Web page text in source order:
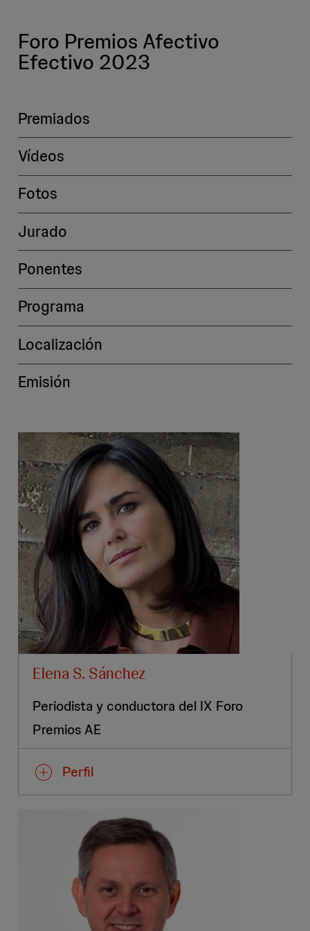
Foro Premios Afectivo
Efectivo 2023
Premiados
Vídeos
Fotos
Jurado
Ponentes
Programa
Localización
Emisión
Elena S. Sánchez
Periodista y conductora del IX Foro
Premios AE
Perfil